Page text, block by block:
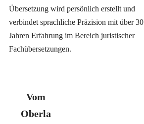
Übersetzung wird persönlich erstellt und
verbindet sprachliche Präzision mit über 30
Jahren Erfahrung im Bereich juristischer
Fachübersetzungen.
Vom
Oberla